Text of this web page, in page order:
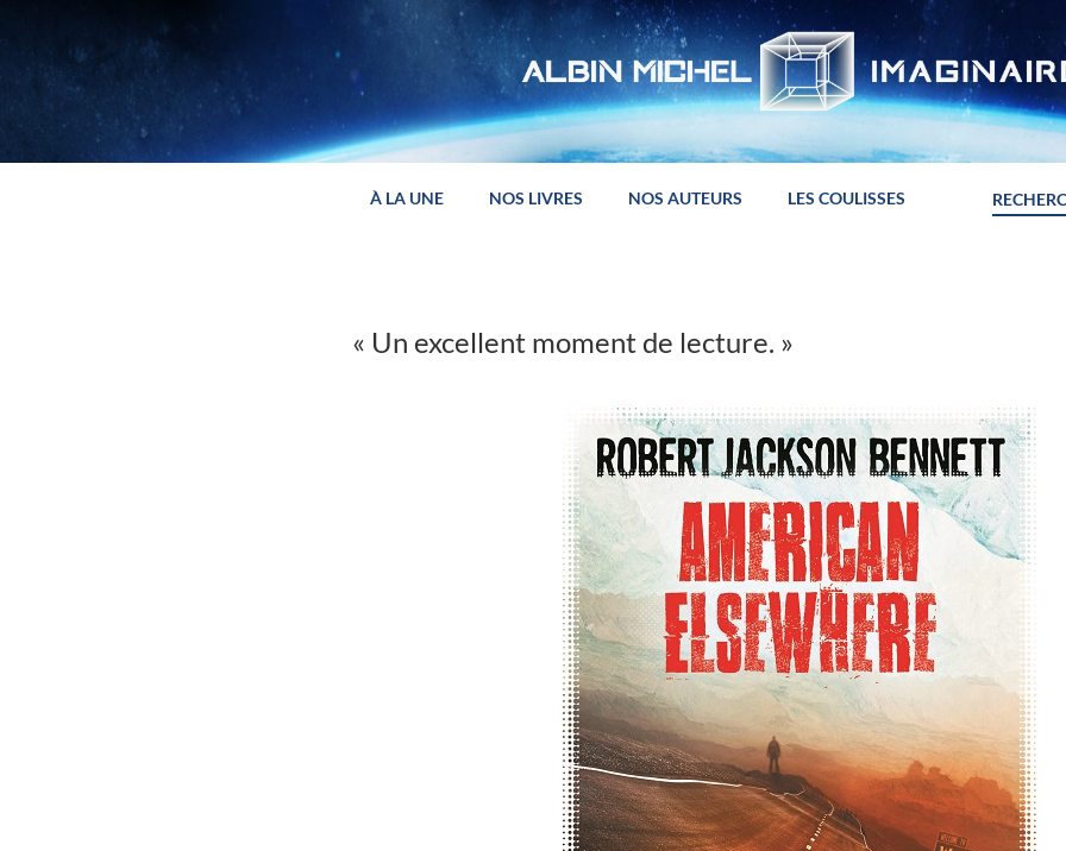
À LA UNE NOS LIVRES NOS AUTEURS LES COULISSES
« Un excellent moment de lecture. »